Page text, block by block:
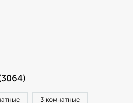
3‑комнатные